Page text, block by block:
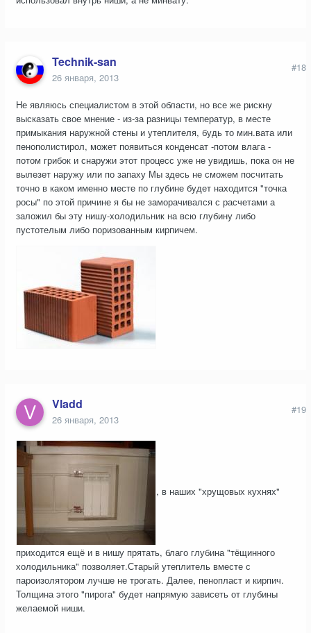
Technik-san
26 января, 2013
#18
Не являюсь специалистом в этой области, но все же рискну
высказать свое мнение - из-за разницы температур, в месте
примыкания наружной стены и утеплителя, будь то мин.вата или
пенополистирол, может появиться конденсат -потом влага -
потом грибок и снаружи этот процесс уже не увидишь, пока он не
вылезет наружу или по запаху Мы здесь не сможем посчитать
точно в каком именно месте по глубине будет находится "точка
росы" по этой причине я бы не заморачивался с расчетами а
заложил бы эту нишу-холодильник на всю глубину либо
пустотелым либо поризованным кирпичем.
Vladd
26 января, 2013
#19
, в наших "хрущовых кухнях"
приходится ещё и в нишу прятать, благо глубина "тёщинного
холодильника" позволяет.Старый утеплитель вместе с
пароизолятором лучше не трогать. Далее, пенопласт и кирпич.
Толщина этого "пирога" будет напрямую зависеть от глубины
желаемой ниши.